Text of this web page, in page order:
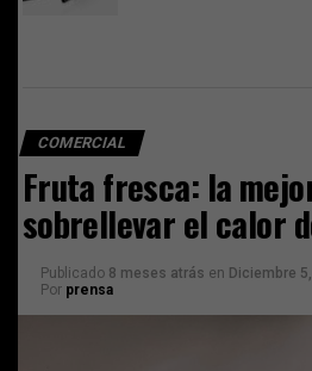
COMERCIAL
Fruta fresca: la
sobrellevar el calor
Publicado 8 meses atrás en Diciembre
Por prensa